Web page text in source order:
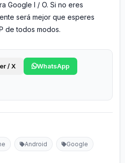
Google I / O. Si no eres
será mejor que esperes
de todos modos.
/ X WhatsApp
Android Google